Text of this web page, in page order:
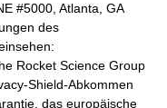
#5000, Atlanta, GA
des
Rocket Science Group
Shield-Abkommen
das europäische